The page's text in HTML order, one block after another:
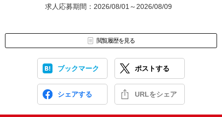
求人応募期間：2026/08/01～2026/08/09
閲覧履歴を見る
ブックマーク ポストする
シェアする URLをシェア